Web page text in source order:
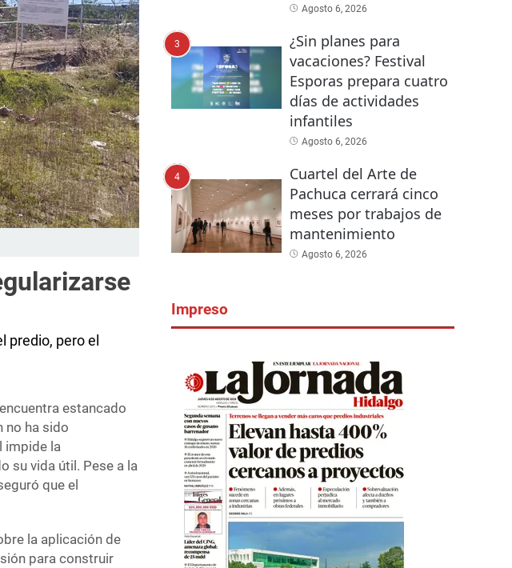
predio, pero el
estancado
no ha sido
impide la
su vida útil. Pese a la
que el
la aplicación de
para construir
Agosto 6, 2026
3
¿Sin planes para
vacaciones? Festival
Esporas prepara cuatro
días de actividades
infantiles
Agosto 6, 2026
4
Cuartel del Arte de
Pachuca cerrará cinco
meses por trabajos de
mantenimiento
Agosto 6, 2026
Impreso